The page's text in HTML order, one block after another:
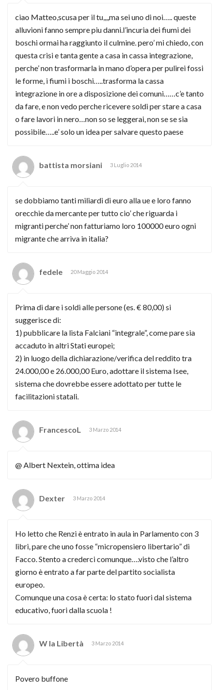
ciao Matteo,scusa per il tu,,,,ma sei uno di noi….. queste
alluvioni fanno sempre piu danni.l’incuria dei fiumi dei
boschi ormai ha raggiunto il culmine. pero’ mi chiedo, con
questa crisi e tanta gente a casa in cassa integrazione,
perche’ non trasformarla in mano d’opera per pulirei fossi
le forme, i fiumi i boschi…..trasforma la cassa
integrazione in ore a disposizione dei comuni……c’e tanto
da fare, e non vedo perche ricevere soldi per stare a casa
o fare lavori in nero…non so se leggerai, non se se sia
possibile…..e’ solo un idea per salvare questo paese
battista morsiani 3 Luglio 2014
se dobbiamo tanti miliardi di euro alla ue e loro fanno
orecchie da mercante per tutto cio’ che riguarda i
migranti perche’ non fatturiamo loro 100000 euro ogni
migrante che arriva in italia?
fedele 20 Maggio 2014
Prima di dare i soldi alle persone (es. € 80,00) si
suggerisce di:
1) pubblicare la lista Falciani “integrale”, come pare sia
accaduto in altri Stati europei;
2) in luogo della dichiarazione/verifica del reddito tra
24.000,00 e 26.000,00 Euro, adottare il sistema Isee,
sistema che dovrebbe essere adottato per tutte le
facilitazioni statali.
FrancescoL 3 Marzo 2014
@ Albert Nextein, ottima idea
Dexter 3 Marzo 2014
Ho letto che Renzi è entrato in aula in Parlamento con 3
libri, pare che uno fosse “micropensiero libertario” di
Facco. Stento a crederci comunque….visto che l’altro
giorno è entrato a far parte del partito socialista
europeo.
Comunque una cosa è certa: lo stato fuori dal sistema
educativo, fuori dalla scuola !
W la Libertà 3 Marzo 2014
Povero buffone